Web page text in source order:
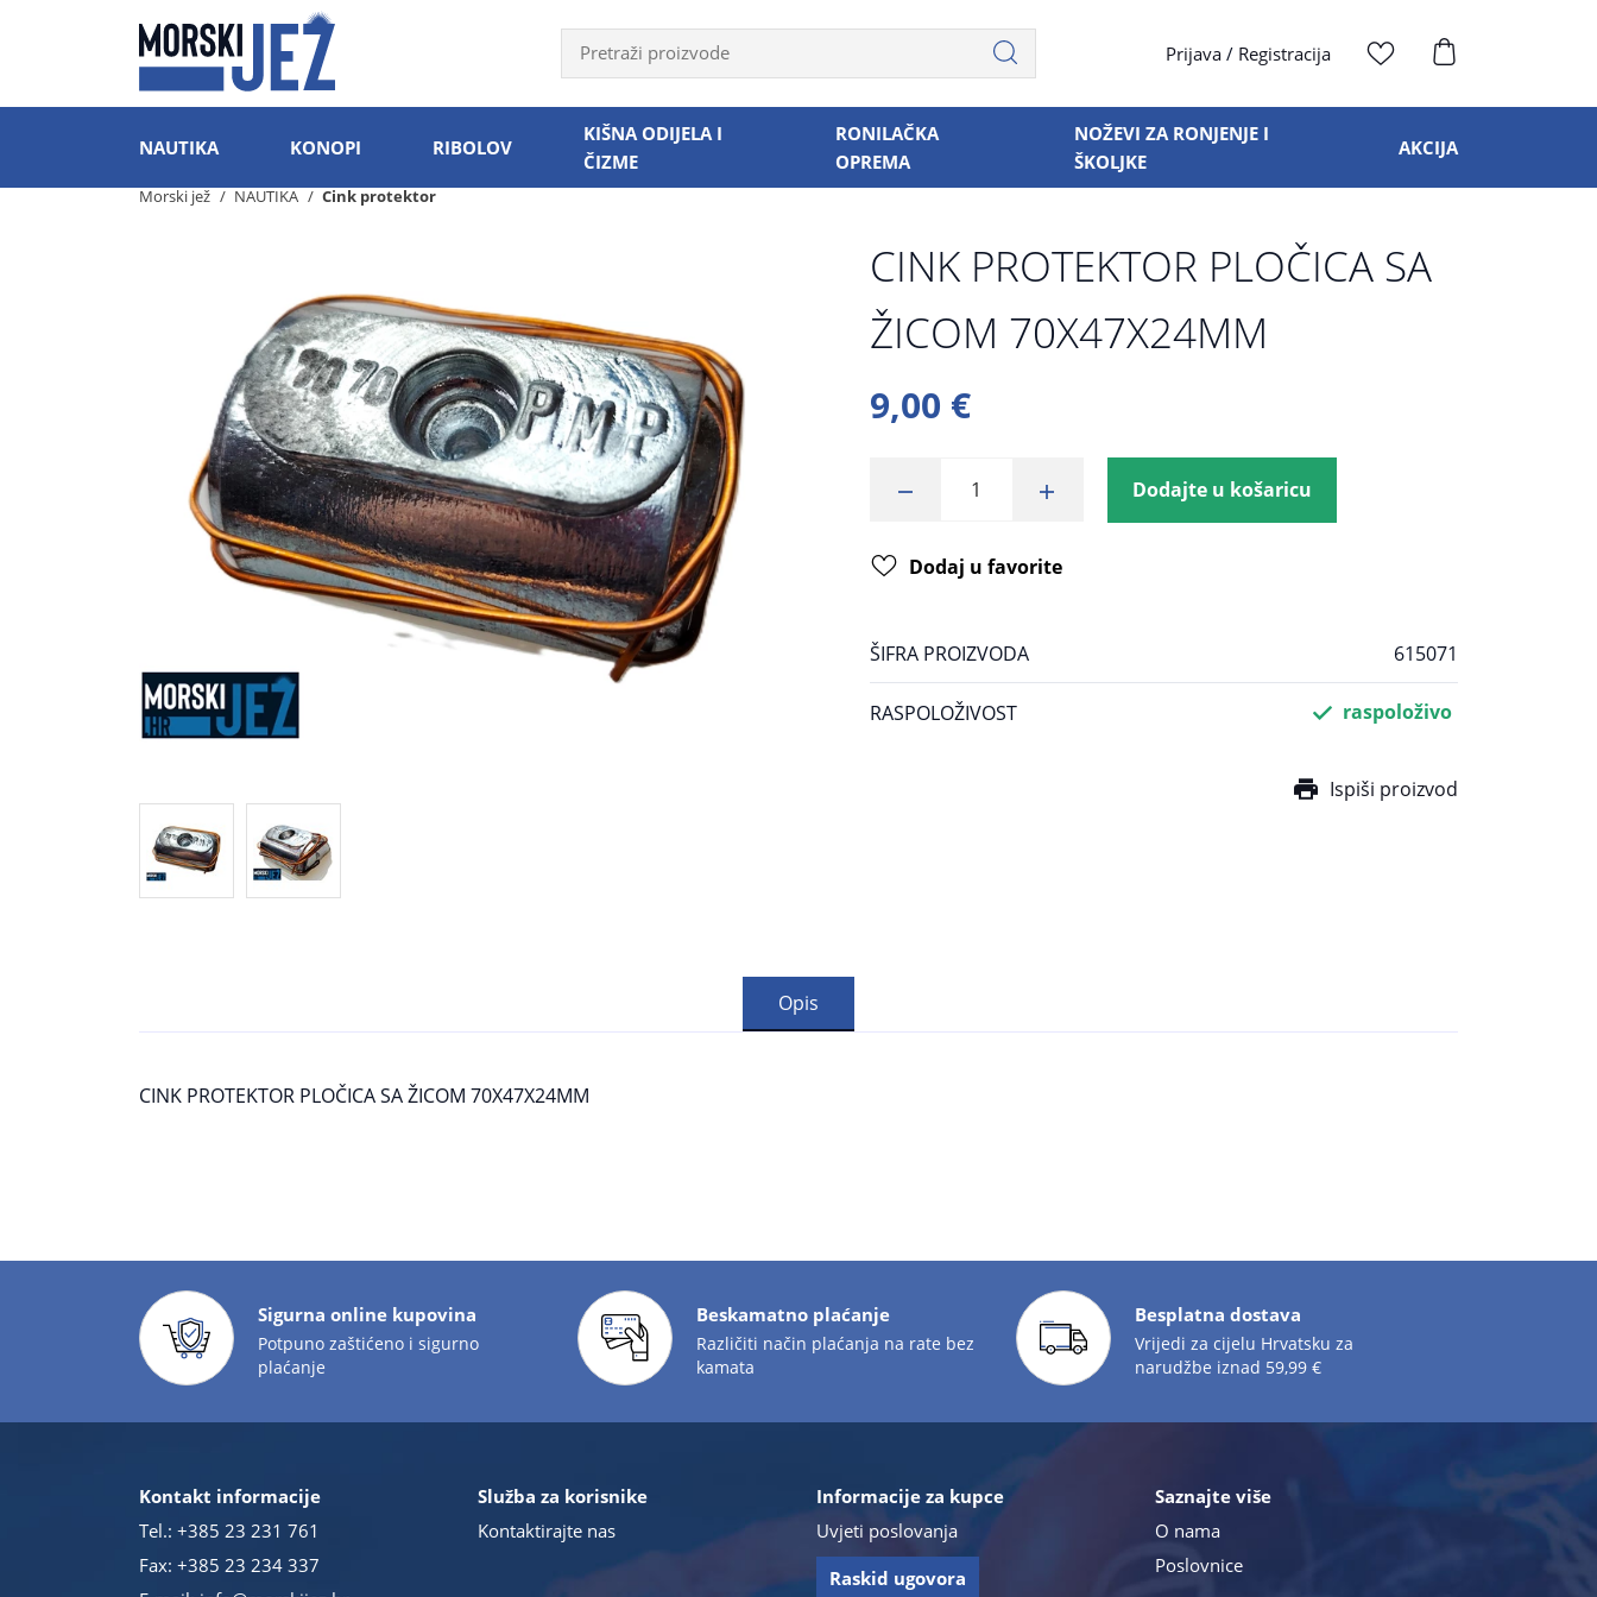
Prijava / Registracija
NAUTIKA KONOPI RIBOLOV
KIŠNA ODIJELA I
ČIZME
RONILAČKA
OPREMA
NOŽEVI ZA RONJENJE I
ŠKOLJKE
AKCIJA
Morski jež NAUTIKA Cink protektor
CINK PROTEKTOR PLOČICA SA
ŽICOM 70X47X24MM
9,00 €
Dodajte u košaricu
Dodaj u favorite
ŠIFRA PROIZVODA 615071
RASPOLOŽIVOST raspoloživo
Ispiši proizvod
Opis
CINK PROTEKTOR PLOČICA SA ŽICOM 70X47X24MM
Sigurna online kupovina
Potpuno zaštićeno i sigurno
plaćanje
Beskamatno plaćanje
Različiti način plaćanja na rate bez
kamata
Besplatna dostava
Vrijedi za cijelu Hrvatsku za
narudžbe iznad 59,99 €
Kontakt informacije
Tel.: +385 23 231 761
Fax: +385 23 234 337
Služba za korisnike
Kontaktirajte nas
Informacije za kupce
Uvjeti poslovanja
Raskid ugovora
Saznajte više
O nama
Poslovnice